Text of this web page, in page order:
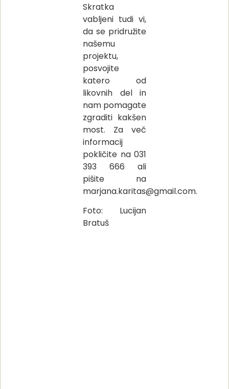
Skratka
vabljeni tudi vi,
da se pridružite
našemu
projektu,
posvojite
katero od
likovnih del in
nam pomagate
zgraditi kakšen
most. Za več
informacij
pokličite na 031
393 666 ali
pišite na
marjana.karitas@gmail.com.
Foto: Lucijan
Bratuš